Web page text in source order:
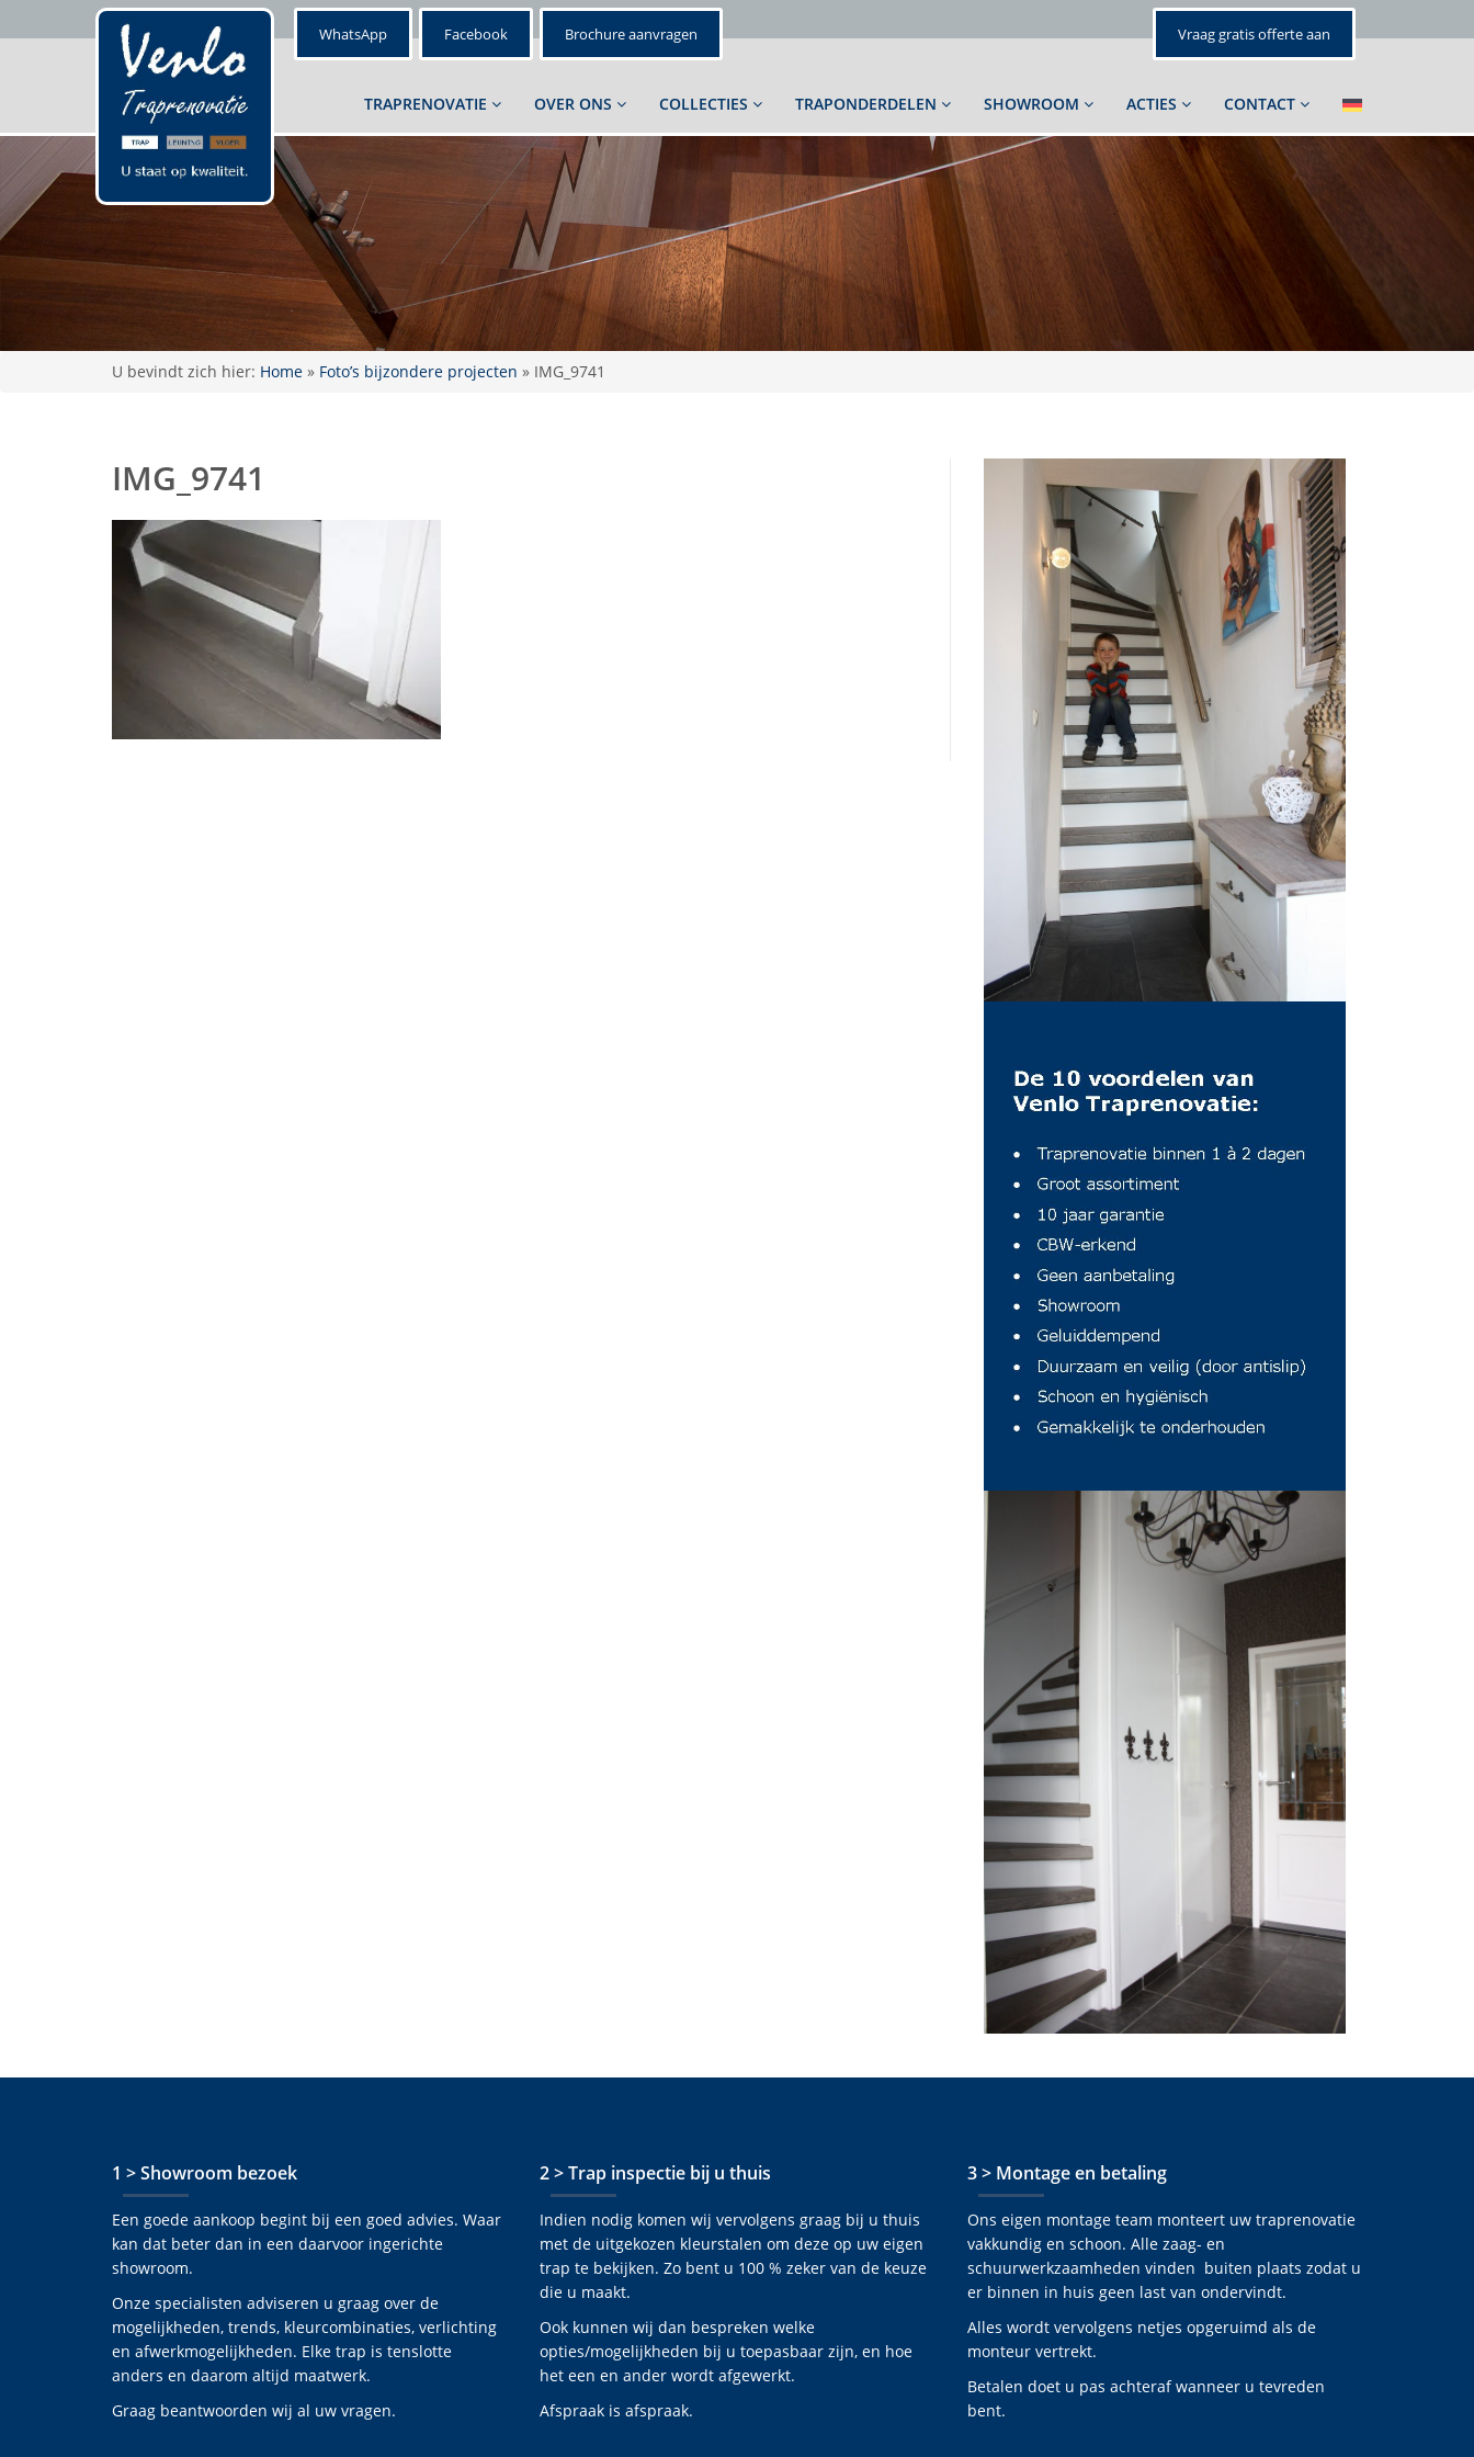
WhatsApp Facebook Brochure aanvragen Vraag gratis offerte aan
TRAPRENOVATIE OVER ONS COLLECTIES TRAPONDERDELEN SHOWROOM ACTIES CONTACT
U bevindt zich hier: Home » Foto’s bijzondere projecten » IMG_9741
IMG_9741
1 > Showroom bezoek
Een goede aankoop begint bij een goed advies. Waar
kan dat beter dan in een daarvoor ingerichte
showroom.
Onze specialisten adviseren u graag over de
mogelijkheden, trends, kleurcombinaties, verlichting
en afwerkmogelijkheden. Elke trap is tenslotte
anders en daarom altijd maatwerk.
Graag beantwoorden wij al uw vragen.
2 > Trap inspectie bij u thuis
Indien nodig komen wij vervolgens graag bij u thuis
met de uitgekozen kleurstalen om deze op uw eigen
trap te bekijken. Zo bent u 100 % zeker van de keuze
die u maakt.
Ook kunnen wij dan bespreken welke
opties/mogelijkheden bij u toepasbaar zijn, en hoe
het een en ander wordt afgewerkt.
Afspraak is afspraak.
3 > Montage en betaling
Ons eigen montage team monteert uw traprenovatie
vakkundig en schoon. Alle zaag- en
schuurwerkzaamheden vinden buiten plaats zodat u
er binnen in huis geen last van ondervindt.
Alles wordt vervolgens netjes opgeruimd als de
monteur vertrekt.
Betalen doet u pas achteraf wanneer u tevreden
bent.